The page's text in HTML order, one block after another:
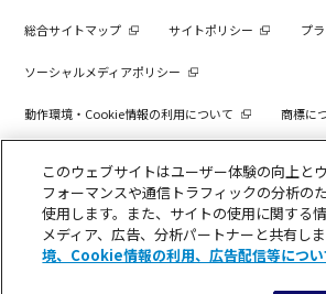
総合サイトマップ サイトポリシー プ
ソーシャルメディアポリシー
動作環境・Cookie情報の利用について 商標に
COPYRIGHT © KDDI CORPORATION, ALL
このウェブサイトはユーザー体験の向上と
フォーマンスや通信トラフィックの分析の
使用します。また、サイトの使用に関する
メディア、広告、分析パートナーと共有しま
境、Cookie情報の利用、広告配信等につい